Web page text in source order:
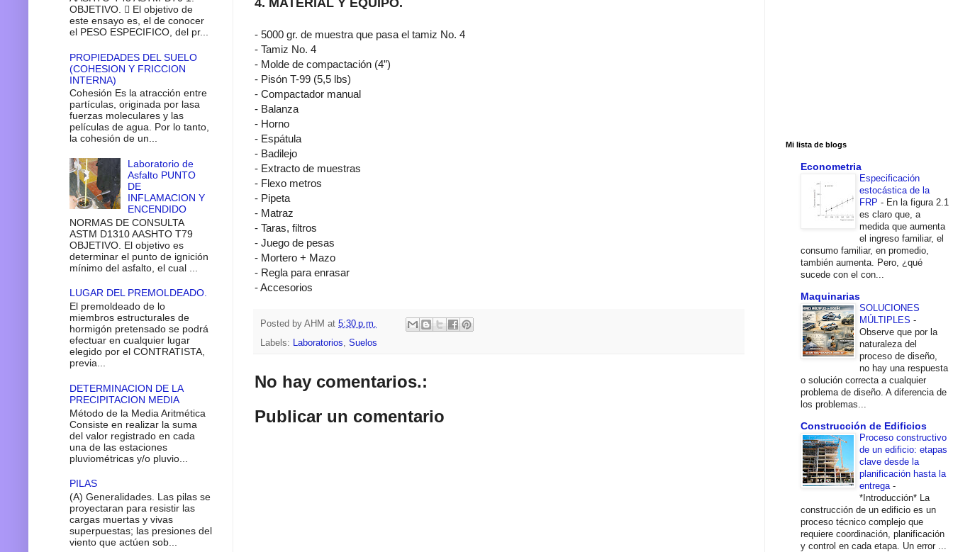
4. MATERIAL Y EQUIPO.
- 5000 gr. de muestra que pasa el tamiz No. 4
- Tamiz No. 4
- Molde de compactación (4”)
- Pisón T-99 (5,5 lbs)
- Compactador manual
- Balanza
- Horno
- Espátula
- Badilejo
- Extracto de muestras
- Flexo metros
- Pipeta
- Matraz
- Taras, filtros
- Juego de pesas
- Mortero + Mazo
- Regla para enrasar
- Accesorios
Posted by AHM at 5:30 p.m.
Labels:
Laboratorios Suelos
No hay comentarios.:
Publicar un comentario
OBJETIVO.  El objetivo de
este ensayo es, el de conocer
el PESO ESPECIFICO, del pr...
PROPIEDADES DEL SUELO
(COHESION Y FRICCION
INTERNA)
Cohesión Es la atracción entre
partículas, originada por lasa
fuerzas moleculares y las
películas de agua. Por lo tanto,
la cohesión de un...
Laboratorio de
Asfalto PUNTO
DE
INFLAMACION Y
ENCENDIDO
NORMAS DE CONSULTA
ASTM D1310 AASHTO T79
OBJETIVO. El objetivo es
determinar el punto de ignición
mínimo del asfalto, el cual ...
LUGAR DEL PREMOLDEADO.
El premoldeado de lo
miembros estructurales de
hormigón pretensado se podrá
efectuar en cualquier lugar
elegido por el CONTRATISTA,
previa...
DETERMINACION DE LA
PRECIPITACION MEDIA
Método de la Media Aritmética
Consiste en realizar la suma
del valor registrado en cada
una de las estaciones
pluviométricas y/o pluvio...
PILAS
(A) Generalidades. Las pilas se
proyectaran para resistir las
cargas muertas y vivas
superpuestas; las presiones del
viento que actúen sob...
Mi lista de blogs
Econometria
Especificación
estocástica de la
FRP - En la figura 2.1
es claro que, a
medida que aumenta
el ingreso familiar, el
consumo familiar, en promedio,
también aumenta. Pero, ¿qué
sucede con el con...
Maquinarias
SOLUCIONES
MÚLTIPLES -
Observe que por la
naturaleza del
proceso de diseño,
no hay una respuesta
o solución correcta a cualquier
problema de diseño. A diferencia de
los problemas...
Construcción de Edificios
Proceso constructivo
de un edificio: etapas
clave desde la
planificación hasta la
entrega -
*Introducción* La
construcción de un edificio es un
proceso técnico complejo que
requiere coordinación, planificación
y control en cada etapa. Un error ...